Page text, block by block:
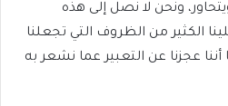
ونحن لا نصل إلى هذه
الكثير من الظروف التي تجعلنا
أننا عجزنا عن التعبير عما نشعر به